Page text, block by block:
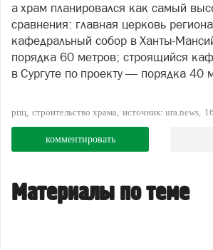
а храм планировался как самый
сравнения: главная церковь
кафедральный собор в Ханты-
порядка 60 метров; строящийся
в Сургуте по проекту — порядка 40
рпц строительство храма источник: ura.news
комментировать
Материалы по теме